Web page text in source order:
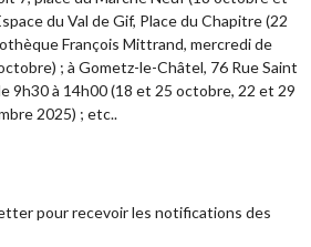
du Val de Gif, Place du Chapitre (22
François Mittrand, mercredi de
; à Gometz-le-Châtel, 76 Rue Saint
9h30 à 14h00 (18 et 25 octobre, 22 et 29
2025) ; etc..
pour recevoir les notifications des